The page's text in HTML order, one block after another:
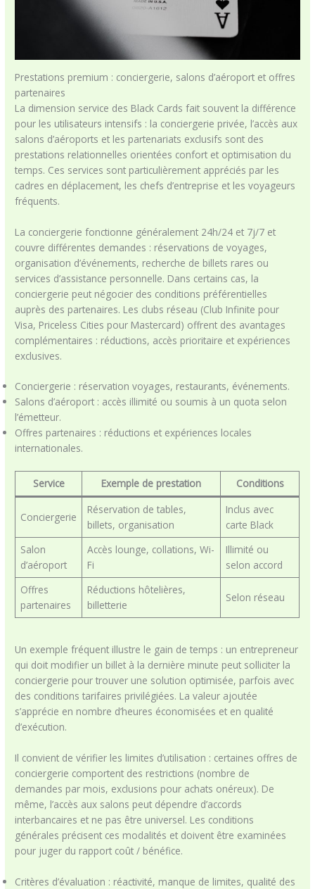
Prestations premium : conciergerie, salons d’aéroport et offres
partenaires
La dimension service des Black Cards fait souvent la différence
pour les utilisateurs intensifs : la conciergerie privée, l’accès aux
salons d’aéroports et les partenariats exclusifs sont des
prestations relationnelles orientées confort et optimisation du
temps. Ces services sont particulièrement appréciés par les
cadres en déplacement, les chefs d’entreprise et les voyageurs
fréquents.
La conciergerie fonctionne généralement 24h/24 et 7j/7 et
couvre différentes demandes : réservations de voyages,
organisation d’événements, recherche de billets rares ou
services d’assistance personnelle. Dans certains cas, la
conciergerie peut négocier des conditions préférentielles
auprès des partenaires. Les clubs réseau (Club Infinite pour
Visa, Priceless Cities pour Mastercard) offrent des avantages
complémentaires : réductions, accès prioritaire et expériences
exclusives.
Conciergerie : réservation voyages, restaurants, événements.
Salons d’aéroport : accès illimité ou soumis à un quota selon
l’émetteur.
Offres partenaires : réductions et expériences locales
internationales.
Service Exemple de prestation Conditions
Conciergerie
Réservation de tables,
billets, organisation
Inclus avec
carte Black
Salon
d’aéroport
Accès lounge, collations, Wi-
Fi
Illimité ou
selon accord
Offres
partenaires
Réductions hôtelières,
billetterie
Selon réseau
Un exemple fréquent illustre le gain de temps : un entrepreneur
qui doit modifier un billet à la dernière minute peut solliciter la
conciergerie pour trouver une solution optimisée, parfois avec
des conditions tarifaires privilégiées. La valeur ajoutée
s’apprécie en nombre d’heures économisées et en qualité
d’exécution.
Il convient de vérifier les limites d’utilisation : certaines offres de
conciergerie comportent des restrictions (nombre de
demandes par mois, exclusions pour achats onéreux). De
même, l’accès aux salons peut dépendre d’accords
interbancaires et ne pas être universel. Les conditions
générales précisent ces modalités et doivent être examinées
pour juger du rapport coût / bénéfice.
Critères d’évaluation : réactivité, manque de limites, qualité des